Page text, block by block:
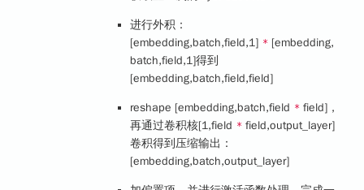
进行外积 ：
[embedding,batch,field,1] * [embedding,
batch,field,1]得到
[embedding,batch,field,field]
reshape [embedding,batch,field * field]，
再通过卷积核[1,field * field,output_layer]
卷积得到压缩输出：
[embedding,batch,output_layer]